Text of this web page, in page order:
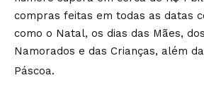
compras feitas em todas as datas
como o Natal, os dias das Mães,
Namorados e das Crianças, além
Páscoa.